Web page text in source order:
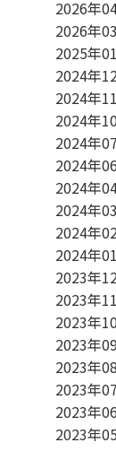
2026年
2026年
2025年
2024年
2024年
2024年
2024年
2024年
2024年
2024年
2024年
2024年
2023年
2023年
2023年
2023年
2023年
2023年
2023年
2023年